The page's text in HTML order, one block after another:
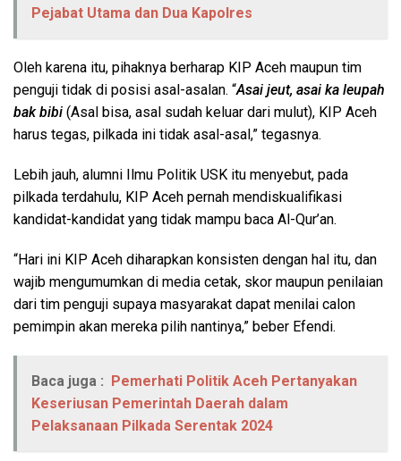
Pejabat Utama dan Dua Kapolres
Oleh karena itu, pihaknya berharap KIP Aceh maupun tim
penguji tidak di posisi asal-asalan. “Asai jeut, asai ka leupah
bak bibi (Asal bisa, asal sudah keluar dari mulut), KIP Aceh
harus tegas, pilkada ini tidak asal-asal,” tegasnya.
Lebih jauh, alumni Ilmu Politik USK itu menyebut, pada
pilkada terdahulu, KIP Aceh pernah mendiskualifikasi
kandidat-kandidat yang tidak mampu baca Al-Qur’an.
“Hari ini KIP Aceh diharapkan konsisten dengan hal itu, dan
wajib mengumumkan di media cetak, skor maupun penilaian
dari tim penguji supaya masyarakat dapat menilai calon
pemimpin akan mereka pilih nantinya,” beber Efendi.
Baca juga : Pemerhati Politik Aceh Pertanyakan
Keseriusan Pemerintah Daerah dalam
Pelaksanaan Pilkada Serentak 2024